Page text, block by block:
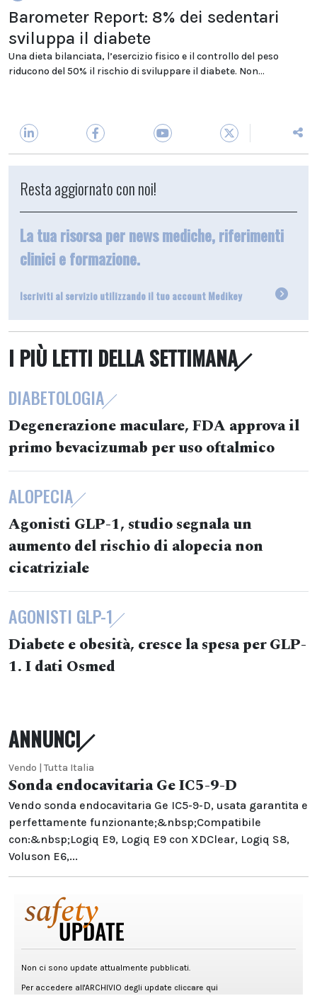
Barometer Report: 8% dei sedentari
sviluppa il diabete
Una dieta bilanciata, l’esercizio fisico e il controllo del peso
riducono del 50% il rischio di sviluppare il diabete. Non...
Resta aggiornato con noi!
La tua risorsa per news mediche, riferimenti
clinici e formazione.
Iscriviti al servizio utilizzando il tuo account Medikey
I PIÙ LETTI DELLA SETTIMANA
DIABETOLOGIA
Degenerazione maculare, FDA approva il
primo bevacizumab per uso oftalmico
ALOPECIA
Agonisti GLP-1, studio segnala un
aumento del rischio di alopecia non
cicatriziale
AGONISTI GLP-1
Diabete e obesità, cresce la spesa per GLP-
1. I dati Osmed
ANNUNCI
Vendo | Tutta Italia
Sonda endocavitaria Ge IC5-9-D
Vendo sonda endocavitaria Ge IC5-9-D, usata garantita e
perfettamente funzionante;&nbsp;Compatibile
con:&nbsp;Logiq E9, Logiq E9 con XDClear, Logiq S8,
Voluson E6,...